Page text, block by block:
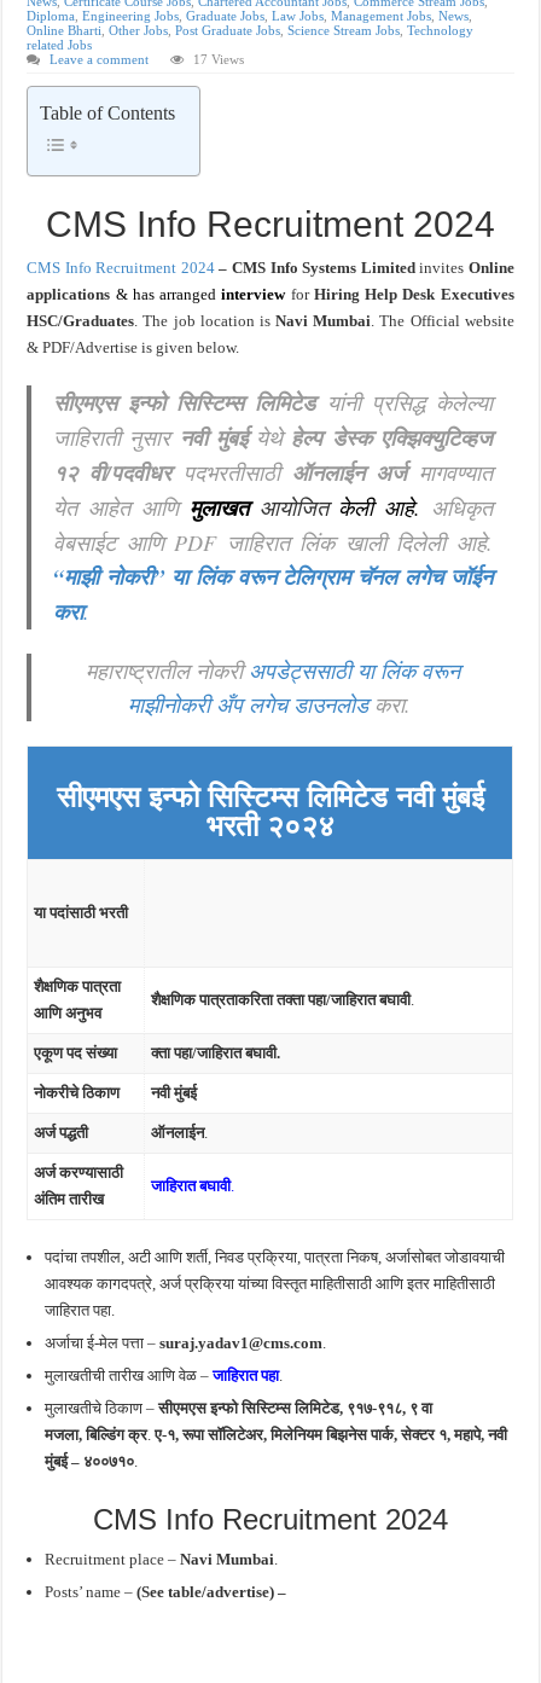
खुशखबर ! नागपूर विद्यापीठ मध्ये १३९ सहायक प्राध्यापक पदांची भरती सुरु ! Nagpur
Diploma ,Engineering Jobs ,Graduate Jobs ,Law Jobs ,Management Jobs ,News
Online Bharti ,Other Jobs ,Post Graduate Jobs ,Science Stream Jobs ,Technology
related Jobs
Leave a comment
17 Views
Table of Contents
CMS Info Recruitment 2024
CMS Info Recruitment 2024– CMS Info Systems Limitedinvites Online
applications & has arranged interview for Hiring Help Desk Executives
HSC/Graduates. The job location isNavi Mumbai. The Official website
& PDF/Advertise is given below.
सीएमएस इन्फो सिस्टिम्स लिमिटेडयांनी प्रसिद्ध केलेल्या
जाहिराती नुसार नवी मुंबईयेथे हेल्प डेस्क एक्झिक्युटिव्हज
१२ वी/पदवीधर पदभरतीसाठी ऑनलाईन अर्ज मागवण्यात
येत आहेत आणि मुलाखत आयोजितकेली आहे. अधिकृत
वेबसाईट आणि PDF जाहिरात लिंक खाली दिलेली आहे.
“माझी नोकरी” या लिंक वरून टेलिग्राम चॅनल लगेच जॉईन
करा.
महाराष्ट्रातील नोकरीअपडेट्ससाठी या लिंक वरून
माझीनोकरी अँप लगेच डाउनलोडकरा.
सीएमएस इन्फो सिस्टिम्स लिमिटेड नवी मुंबई
भरती २०२४
या पदांसाठी भरती
शैक्षणिक पात्रता
आणि अनुभव
शैक्षणिक पात्रताकरिता तक्ता पहा/जाहिरात बघावी.
एकूण पद संख्या क्ता पहा/जाहिरात बघावी.
नोकरीचे ठिकाण नवी मुंबई
अर्ज पद्धती ऑनलाईन.
अर्ज करण्यासाठी
अंतिम तारीख
जाहिरात बघावी.
पदांचा तपशील, अटी आणि शर्ती, निवड प्रक्रिया, पात्रता निकष, अर्जासोबत जोडावयाची
आवश्यक कागदपत्रे, अर्ज प्रक्रिया यांच्या विस्तृत माहितीसाठी आणि इतर माहितीसाठी
जाहिरात पहा.
अर्जाचा ई-मेल पत्ता –suraj.yadav1@cms.com
मुलाखतीची तारीख आणि वेळ –जाहिरात पहा.
मुलाखतीचे ठिकाण –सीएमएस इन्फो सिस्टिम्स लिमिटेड, ९१७-९१८, ९ वा
मजला,बिल्डिंग क्र. ए-१,रूपा सॉलिटेअर, मिलेनियम बिझनेस पार्क, सेक्टर १, महापे,नवी
मुंबई – ४००७१०
CMS Info Recruitment 2024
Recruitment place –Navi Mumbai
Posts’ name –(See table/advertise) –